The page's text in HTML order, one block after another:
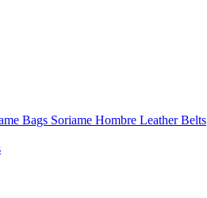
Bags Soriame Hombre Leather Belts